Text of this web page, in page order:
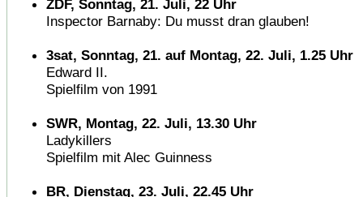
ZDF, Sonntag, 21. Juli, 22 Uhr
Inspector Barnaby: Du musst dran glauben!
3sat, Sonntag, 21. auf Montag, 22. Juli, 1.25 Uhr
Edward II.
Spielfilm von 1991
SWR, Montag, 22. Juli, 13.30 Uhr
Ladykillers
Spielfilm mit Alec Guinness
BR, Dienstag, 23. Juli, 22.45 Uhr